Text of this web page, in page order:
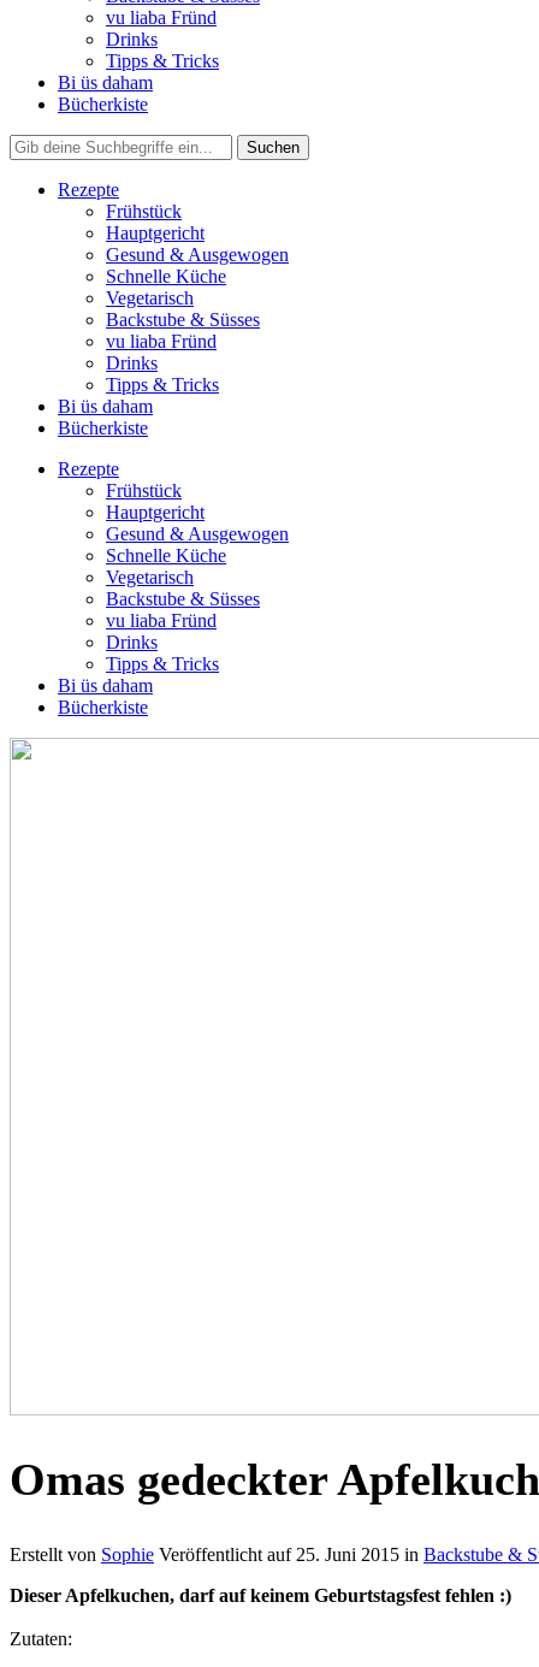
vu liaba Fründ
Drinks
Tipps & Tricks
Bi üs daham
Bücherkiste
Rezepte
Frühstück
Hauptgericht
Gesund & Ausgewogen
Schnelle Küche
Vegetarisch
Backstube & Süsses
vu liaba Fründ
Drinks
Tipps & Tricks
Bi üs daham
Bücherkiste
Rezepte
Frühstück
Hauptgericht
Gesund & Ausgewogen
Schnelle Küche
Vegetarisch
Backstube & Süsses
vu liaba Fründ
Drinks
Tipps & Tricks
Bi üs daham
Bücherkiste
Omas gedeckter
Erstellt von Sophie Veröffentlicht auf 25. Juni 2015 in Backstube &
Dieser Apfelkuchen, darf auf keinem Geburtstagsfest fehlen :)
Zutaten: